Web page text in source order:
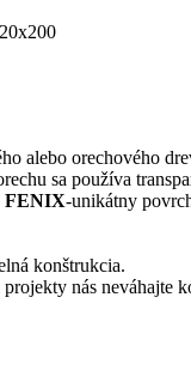
alebo orechového
sa používa
FENIX-unikátny
konštrukcia.
projekty nás neváhajte